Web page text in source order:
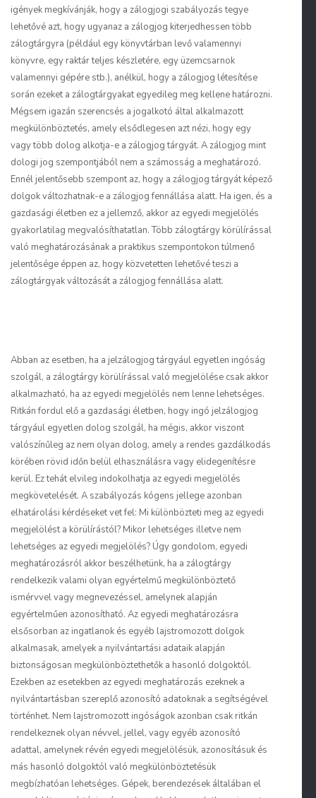
igények megkívánják, hogy a zálogjogi szabályozás tegye
lehetővé azt, hogy ugyanaz a zálogjog kiterjedhessen több
zálogtárgyra (például egy könyvtárban levő valamennyi
könyvre, egy raktár teljes készletére, egy üzemcsarnok
valamennyi gépére stb.), anélkül, hogy a zálogjog létesítése
során ezeket a zálogtárgyakat egyedileg meg kellene határozni.
Mégsem igazán szerencsés a jogalkotó által alkalmazott
megkülönböztetés, amely elsődlegesen azt nézi, hogy egy
vagy több dolog alkotja-e a zálogjog tárgyát. A zálogjog mint
dologi jog szempontjából nem a számosság a meghatározó.
Ennél jelentősebb szempont az, hogy a zálogjog tárgyát képező
dolgok változhatnak-e a zálogjog fennállása alatt. Ha igen, és a
gazdasági életben ez a jellemző, akkor az egyedi megjelölés
gyakorlatilag megvalósíthatatlan. Több zálogtárgy körülírással
való meghatározásának a praktikus szempontokon túlmenő
jelentősége éppen az, hogy közvetetten lehetővé teszi a
zálogtárgyak változását a zálogjog fennállása alatt.
Abban az esetben, ha a jelzálogjog tárgyául egyetlen ingóság
szolgál, a zálogtárgy körülírással való megjelölése csak akkor
alkalmazható, ha az egyedi megjelölés nem lenne lehetséges.
Ritkán fordul elő a gazdasági életben, hogy ingó jelzálogjog
tárgyául egyetlen dolog szolgál, ha mégis, akkor viszont
valószínűleg az nem olyan dolog, amely a rendes gazdálkodás
körében rövid időn belül elhasználásra vagy elidegenítésre
kerül. Ez tehát elvileg indokolhatja az egyedi megjelölés
megkövetelését. A szabályozás kógens jellege azonban
elhatárolási kérdéseket vet fel: Mi különbözteti meg az egyedi
megjelölést a körülírástól? Mikor lehetséges illetve nem
lehetséges az egyedi megjelölés? Úgy gondolom, egyedi
meghatározásról akkor beszélhetünk, ha a zálogtárgy
rendelkezik valami olyan egyértelmű megkülönböztető
ismérvvel vagy megnevezéssel, amelynek alapján
egyértelműen azonosítható. Az egyedi meghatározásra
elsősorban az ingatlanok és egyéb lajstromozott dolgok
alkalmasak, amelyek a nyilvántartási adataik alapján
biztonságosan megkülönböztethetők a hasonló dolgoktól.
Ezekben az esetekben az egyedi meghatározás ezeknek a
nyilvántartásban szereplő azonosító adatoknak a segítségével
történhet. Nem lajstromozott ingóságok azonban csak ritkán
rendelkeznek olyan névvel, jellel, vagy egyéb azonosító
adattal, amelynek révén egyedi megjelölésük, azonosításuk és
más hasonló dolgoktól való megkülönböztetésük
megbízhatóan lehetséges. Gépek, berendezések általában el